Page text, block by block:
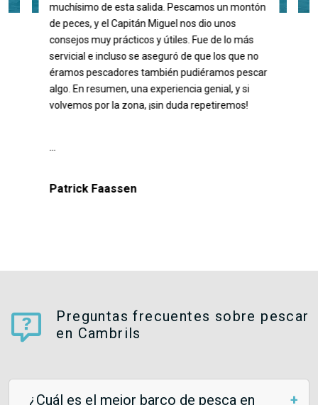
muchísimo de esta salida. Pescamos un montón
de peces, y el Capitán Miguel nos dio unos
consejos muy prácticos y útiles. Fue de lo más
servicial e incluso se aseguró de que los que no
éramos pescadores también pudiéramos pescar
algo. En resumen, una experiencia genial, y si
volvemos por la zona, ¡sin duda repetiremos!
Patrick Faassen
Preguntas frecuentes sobre pescar
en Cambrils
¿Cuál es el mejor barco de pesca en